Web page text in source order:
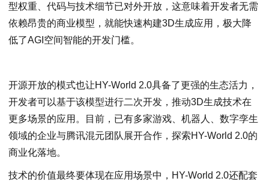
型权重、代码与技术细节已对外开放，这意味着开发者无需
依赖昂贵的商业模型，就能快速构建3D生成应用，极大降
低了AGI空间智能的开发门槛。
开源开放的模式也让HY-World 2.0具备了更强的生态活力，
开发者可以基于该模型进行二次开发，推动3D生成技术在
更多场景的应用。目前，已有多家游戏、机器人、数字孪生
领域的企业与腾讯混元团队展开合作，探索HY-World 2.0的
商业化落地。
技术的价值最终要体现在应用场景中，HY-World 2.0还配套